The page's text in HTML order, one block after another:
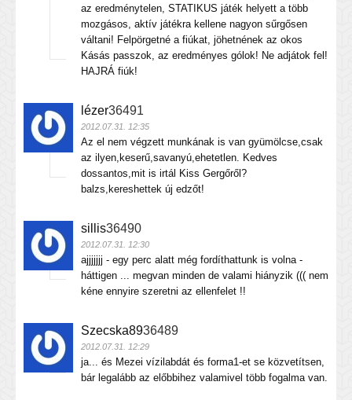
az eredménytelen, STATIKUS játék helyett a több
mozgásos, aktív játékra kellene nagyon sűrgősen
váltani! Felpörgetné a fiúkat, jöhetnének az okos
Kásás passzok, az eredményes gólok! Ne adjátok fel!
HAJRÁ fiúk!
lézer36491
2012.07.31. 12:35
Az el nem végzett munkának is van gyümölcse,csak
az ilyen,keserű,savanyú,ehetetlen. Kedves
dossantos,mit is irtál Kiss Gergőről?
balzs,kereshettek új edzőt!
sillis36490
2012.07.31. 12:30
ajjjjjjj - egy perc alatt még fordíthattunk is volna -
háttigen ... megvan minden de valami hiányzik ((( nem
kéne ennyire szeretni az ellenfelet !!
Szecska8936489
2012.07.31. 12:29
ja... és Mezei vízilabdát és forma1-et se közvetítsen,
bár legalább az előbbihez valamivel több fogalma van.